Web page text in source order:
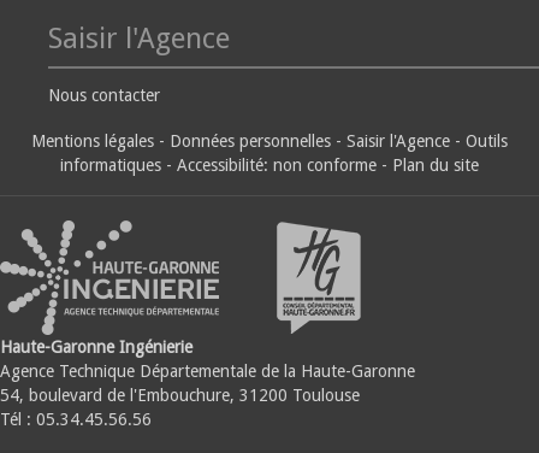
Saisir l'Agence
Nous contacter
Mentions légales - Données personnelles - Saisir l'Agence - Outils
informatiques - Accessibilité: non conforme - Plan du site
Haute-Garonne Ingénierie
Agence Technique Départementale de la Haute-Garonne
54, boulevard de l'Embouchure, 31200 Toulouse
Tél : 05.34.45.56.56